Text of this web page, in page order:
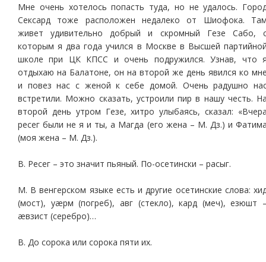
Мне очень хотелось попасть туда, но не удалось.
Сексард тоже расположен недалеко от Шиофока.
живет удивительно добрый и скромный Гезе Сабо,
которым я два года учился в Москве в Высшей
школе при ЦК КПСС и очень подружился. Узнав, что
отдыхаю на Балатоне, он на второй же день явился ко
и повез нас с женой к себе домой. Очень радушно
встретили. Можно сказать, устроили пир в нашу честь.
второй день утром Гезе, хитро улыбаясь, сказал:
ресег были не я и ты, а Магда (его жена – М. Дз.) и
(моя жена – М. Дз.).
В. Ресег – это значит пьяный. По-осетински – расыг.
М. В венгерском языке есть и другие осетинские слова:
(мост), уæрм (погреб), авг (стекло), кард (меч), езюшт
æвзист (серебро)…
В. До сорока или сорока пяти их.